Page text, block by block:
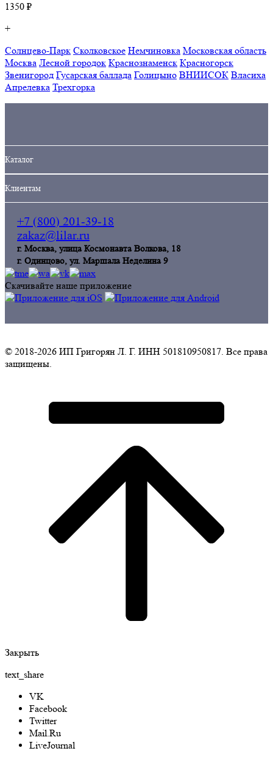
1350 ₽
+
Солнцево-Парк Сколковское Немчиновка Московская область
Москва Лесной городок Краснознаменск Красногорск
Звенигород Гусарская баллада Голицыно ВНИИСОК Власиха
Апрелевка Трехгорка
Кaталог
Клиентам
+7 (800) 201-39-18
zakaz@lilar.ru
г. Москва, улица Космонавта Волкова, 18
г. Одинцoво, ул. Маршала Неделина 9
Скачивайте наше приложение
© 2018-2026 ИП Григорян Л. Г. ИНН 501810950817. Все права
защищены.
Закрыть
text_share
VK
Facebook
Twitter
Mail.Ru
LiveJournal